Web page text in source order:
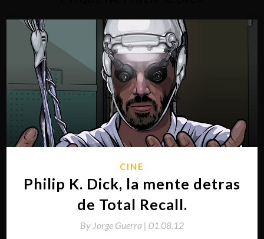
CINE
Philip K. Dick, la mente detras
de Total Recall.
By Jorge Guerra | 01.08.12